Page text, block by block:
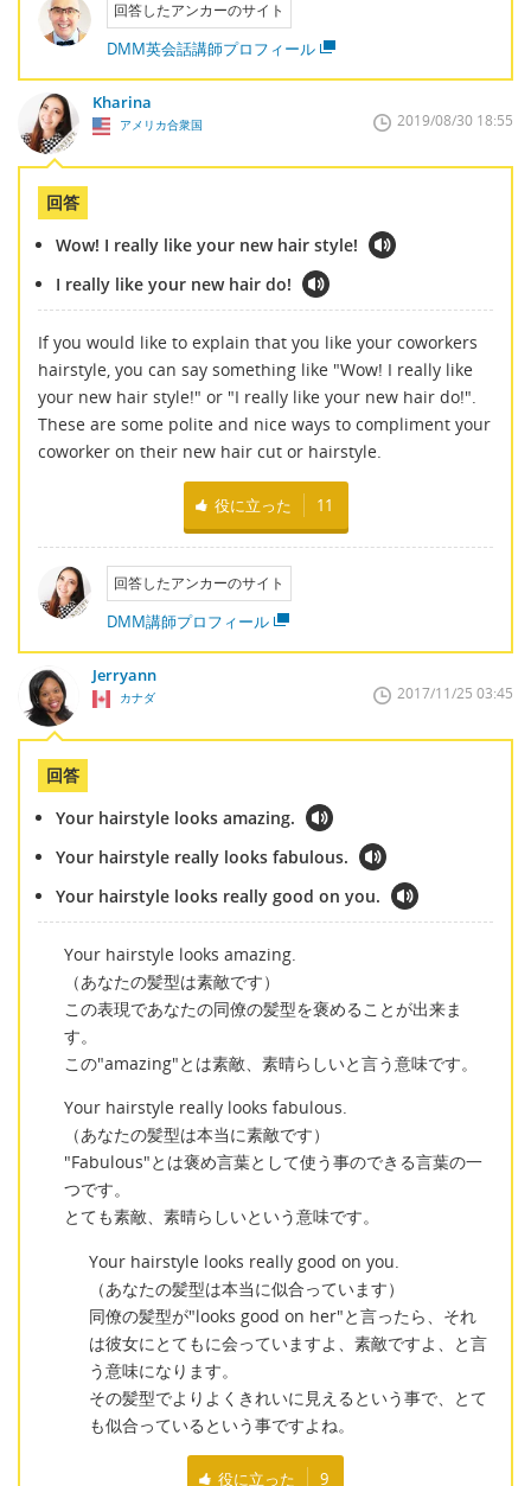
回答したアンカーのサイト
DMM英会話講師プロフィール
Kharina
アメリカ合衆国 2019/08/30 18:55
回答
Wow! I really like your new hair style!
I really like your new hair do!
If you would like to explain that you like your coworkers
hairstyle, you can say something like "Wow! I really like
your new hair style!" or "I really like your new hair do!".
These are some polite and nice ways to compliment your
coworker on their new hair cut or hairstyle.
役に立った 11
回答したアンカーのサイト
DMM講師プロフィール
Jerryann
カナダ 2017/11/25 03:45
回答
Your hairstyle looks amazing.
Your hairstyle really looks fabulous.
Your hairstyle looks really good on you.
Your hairstyle looks amazing.
（あなたの髪型は素敵です）
この表現であなたの同僚の髪型を褒めることが出来ま
す。
この"amazing"とは素敵、素晴らしいと言う意味です。
Your hairstyle really looks fabulous.
（あなたの髪型は本当に素敵です）
"Fabulous"とは褒め言葉として使う事のできる言葉の一
つです。
とても素敵、素晴らしいという意味です。
Your hairstyle looks really good on you.
（あなたの髪型は本当に似合っています）
同僚の髪型が"looks good on her"と言ったら、それ
は彼女にとてもに会っていますよ、素敵ですよ、と言
う意味になります。
その髪型でよりよくきれいに見えるという事で、とて
も似合っているという事ですよね。
役に立った 9